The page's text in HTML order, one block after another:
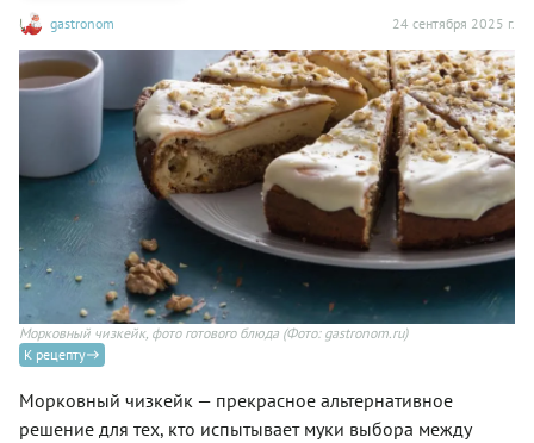
gastronom 24 сентября 2025 г.
Морковный чизкейк, фото готового блюда (Фото: gastronom.ru)
К рецепту
Морковный чизкейк — прекрасное альтернативное
решение для тех, кто испытывает муки выбора между